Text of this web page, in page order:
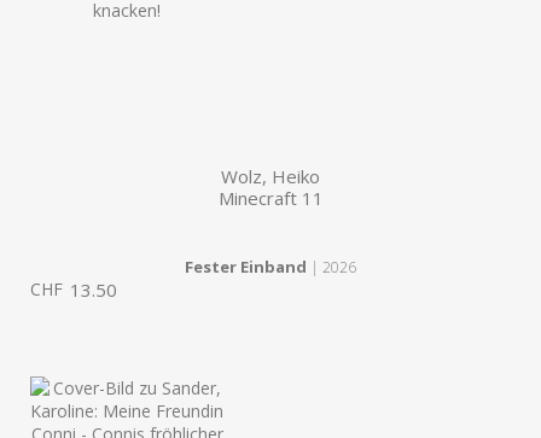
Wolz, Heiko
Minecraft 11
Fester Einband | 2026
CHF 13.50